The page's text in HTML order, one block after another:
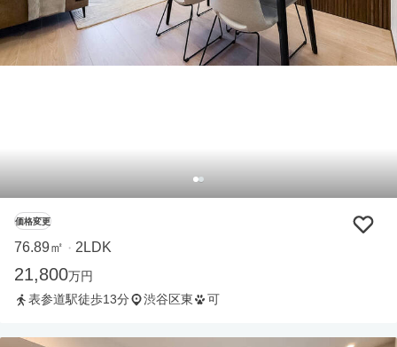
価格変更
76.89㎡ ・ 2LDK
21,800万円
表参道駅徒歩13分
渋谷区東 可